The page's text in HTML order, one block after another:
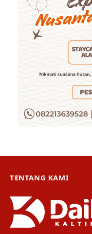
TENTANG KAMI